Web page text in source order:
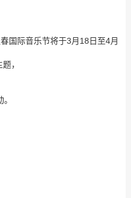
国际音乐节将于3月18日至4月
，